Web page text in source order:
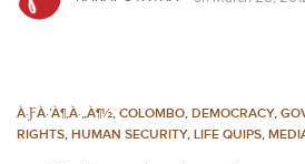
À·ƑÀ·’À¶‚À·„À¶½, COLOMBO, DEMOCRACY,
RIGHTS, HUMAN SECURITY, LIFE QUIPS,